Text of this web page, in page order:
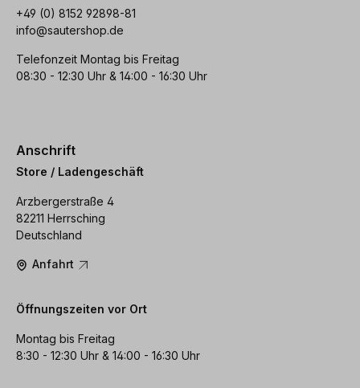
+49 (0) 8152 92898-81
info@sautershop.de
Telefonzeit Montag bis Freitag
08:30 - 12:30 Uhr & 14:00 - 16:30 Uhr
Anschrift
Store / Ladengeschäft
Arzbergerstraße 4
82211 Herrsching
Deutschland
Anfahrt
Öffnungszeiten vor Ort
Montag bis Freitag
8:30 - 12:30 Uhr & 14:00 - 16:30 Uhr